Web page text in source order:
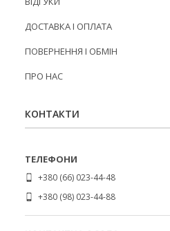
ДОСТАВКА І ОПЛАТА
ПОВЕРНЕННЯ І ОБМІН
ПРО НАС
КОНТАКТИ
+380 (66) 023-44-48
+380 (98) 023-44-88